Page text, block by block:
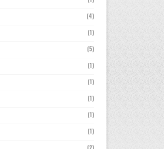
(4)
(1)
(5)
(1)
(1)
(1)
(1)
(1)